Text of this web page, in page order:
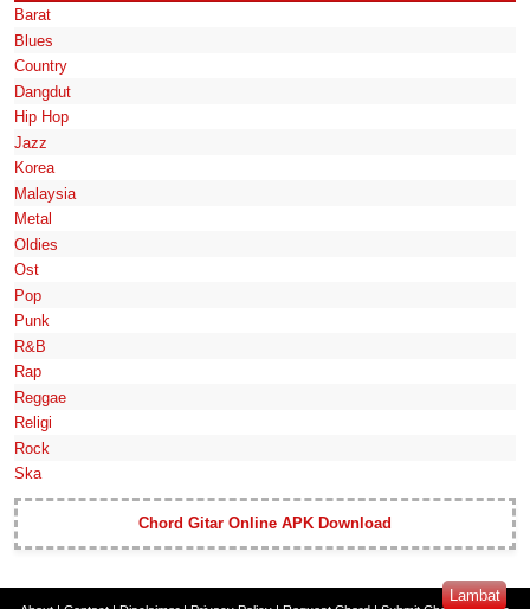
Lambat
Barat
Blues
Country
Dangdut
Hip Hop
Jazz
Korea
Malaysia
Metal
Oldies
Ost
Pop
Punk
R&B
Rap
Reggae
Religi
Rock
Ska
Chord Gitar Online APK Download